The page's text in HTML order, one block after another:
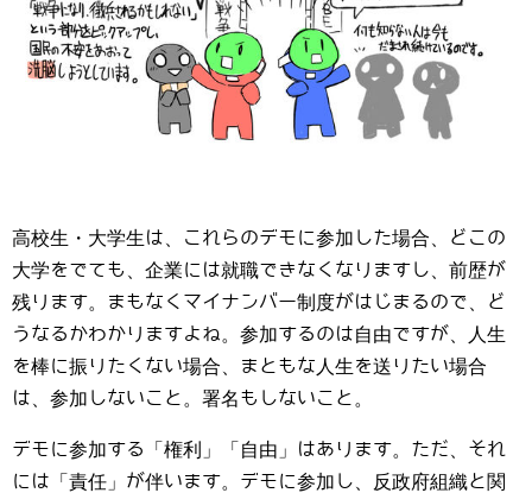
高校生・大学生は、これらのデモに参加した場合、どこの
大学をでても、企業には就職できなくなりますし、前歴が
残ります。まもなくマイナンバー制度がはじまるので、ど
うなるかわかりますよね。参加するのは自由ですが、人生
を棒に振りたくない場合、まともな人生を送りたい場合
は、参加しないこと。署名もしないこと。
デモに参加する「権利」「自由」はあります。ただ、それ
には「責任」が伴います。デモに参加し、反政府組織と関